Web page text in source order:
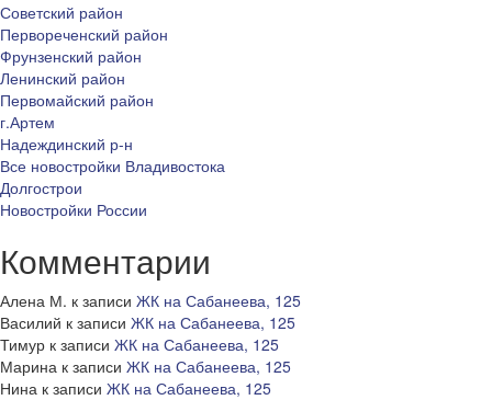
Советский район
Первореченский район
Фрунзенский район
Ленинский район
Первомайский район
г.Артем
Надеждинский р-н
Все новостройки Владивостока
Долгострои
Новостройки России
Комментарии
Алена М. к записи ЖК на Сабанеева, 125
Василий к записи ЖК на Сабанеева, 125
Тимур к записи ЖК на Сабанеева, 125
Марина к записи ЖК на Сабанеева, 125
Нина к записи ЖК на Сабанеева, 125